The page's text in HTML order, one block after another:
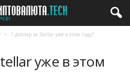
1 доллар за Stellar уже в этом году?
уже в этом